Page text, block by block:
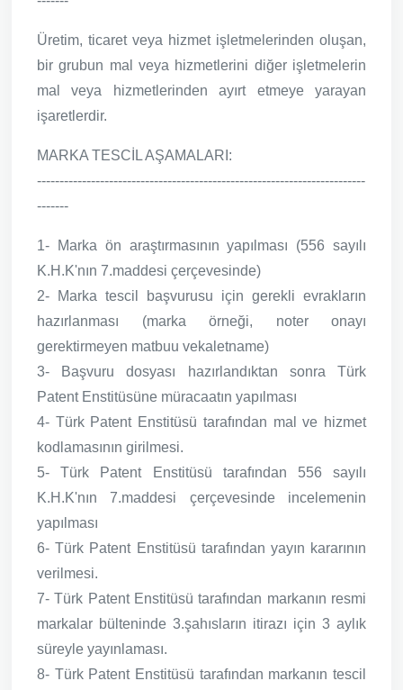
Üretim, ticaret veya hizmet işletmelerinden oluşan,
bir grubun mal veya hizmetlerini diğer işletmelerin
mal veya hizmetlerinden ayırt etmeye yarayan
işaretlerdir.
MARKA TESCİL AŞAMALARI:
-------------------------------------------------------------------------
-------
1- Marka ön araştırmasının yapılması (556 sayılı
K.H.K'nın 7.maddesi çerçevesinde)
2- Marka tescil başvurusu için gerekli evrakların
hazırlanması (marka örneği, noter onayı
gerektirmeyen matbuu vekaletname)
3- Başvuru dosyası hazırlandıktan sonra Türk
Patent Enstitüsüne müracaatın yapılması
4- Türk Patent Enstitüsü tarafından mal ve hizmet
kodlamasının girilmesi.
5- Türk Patent Enstitüsü tarafından 556 sayılı
K.H.K'nın 7.maddesi çerçevesinde incelemenin
yapılması
6- Türk Patent Enstitüsü tarafından yayın kararının
verilmesi.
7- Türk Patent Enstitüsü tarafından markanın resmi
markalar bülteninde 3.şahısların itirazı için 3 aylık
süreyle yayınlaması.
8- Türk Patent Enstitüsü tarafından markanın tescil